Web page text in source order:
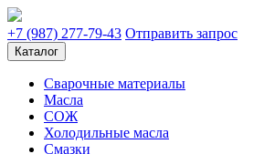
+7 (987) 277-79-43 Отправить запрос
Каталог
Сварочные материалы
Масла
СОЖ
Холодильные масла
Смазки